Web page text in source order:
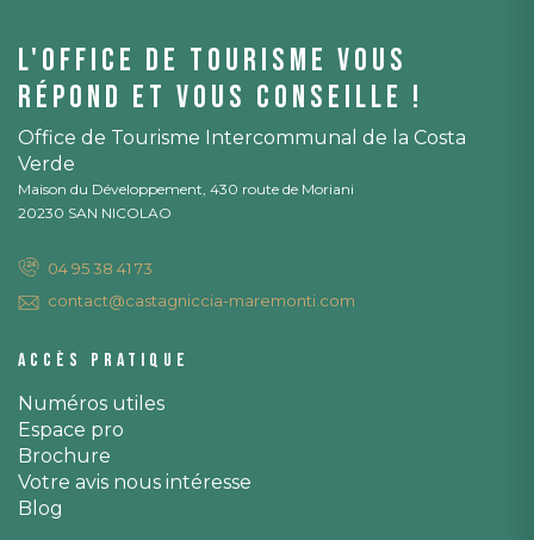
L'office de tourisme vous
répond et vous conseille !
Office de Tourisme Intercommunal de la Costa
Verde
Maison du Développement, 430 route de Moriani
20230 SAN NICOLAO
04 95 38 41 73
contact@castagniccia-maremonti.com
Accès pratique
Numéros utiles
Espace pro
Brochure
Votre avis nous intéresse
Blog